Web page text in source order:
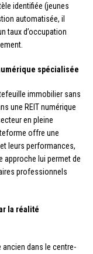
identifiée (jeunes
automatisée, il
taux d’occupation
spécialisée
immobilier sans
une REIT numérique
en pleine
offre une
leurs performances,
approche lui permet de
professionnels
la réalité
ancien dans le centre-